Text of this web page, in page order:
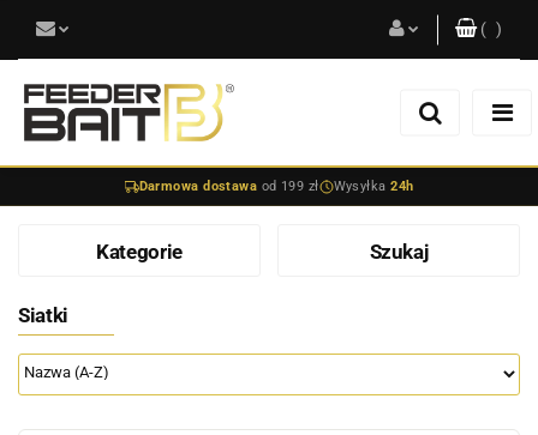
Zarejestruj się
( )
Darmowa dostawa od 199 zł Wysyłka24h
Kategorie Szukaj
Siatki